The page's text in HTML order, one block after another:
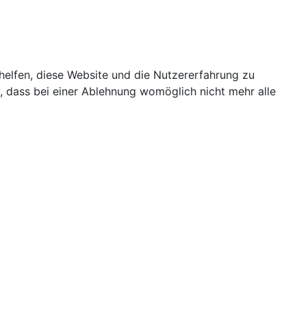
diese Website und die Nutzererfahrung zu
bei einer Ablehnung womöglich nicht mehr alle